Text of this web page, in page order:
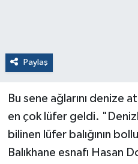
Paylaş
Bu sene ağlarını denize
en çok lüfer geldi.
bilinen lüfer balığının
Balıkhane esnafı Hasan